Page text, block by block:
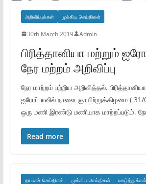
அறிவிப்புக்கள் முக்கிய செய்திகள்
30th March 2019 Admin
பிரித்தானியா மற்றும்
நேர மற்றம் அறிவிப்பு
நேர மாற்றம் பற்றிய அறிவித்தல்.
ஐரோப்பாவில் நாளை ஞாயிற்றுக்கிழமை (
ஒரு மணி இரண்டு மணியாக மாற்றப்படும்.
Read more
தாயகச் செய்திகள் முக்கிய செய்திகள் வாழ்த்துக்கள்